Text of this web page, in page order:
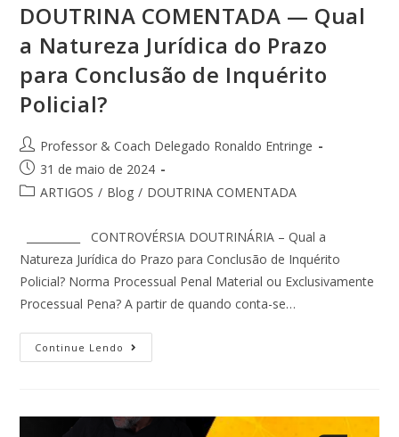
DOUTRINA COMENTADA — Qual
a Natureza Jurídica do Prazo
para Conclusão de Inquérito
Policial?
Professor & Coach Delegado Ronaldo Entringe
31 de maio de 2024
ARTIGOS / Blog / DOUTRINA COMENTADA
__________ CONTROVÉRSIA DOUTRINÁRIA – Qual a
Natureza Jurídica do Prazo para Conclusão de Inquérito
Policial? Norma Processual Penal Material ou Exclusivamente
Processual Pena? A partir de quando conta-se…
Continue Lendo